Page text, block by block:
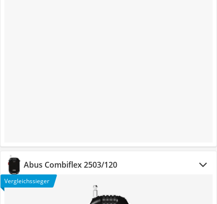
Abus Combiflex 2503/120
Vergleichssieger